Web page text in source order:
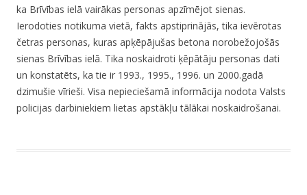
ka Brīvības ielā vairākas personas apzīmējot sienas.
Ierodoties notikuma vietā, fakts apstiprinājās, tika ievērotas
četras personas, kuras apķēpājušas betona norobežojošās
sienas Brīvības ielā. Tika noskaidroti ķēpātāju personas dati
un konstatēts, ka tie ir 1993., 1995., 1996. un 2000.gadā
dzimušie vīrieši. Visa nepieciešamā informācija nodota Valsts
policijas darbiniekiem lietas apstākļu tālākai noskaidrošanai.